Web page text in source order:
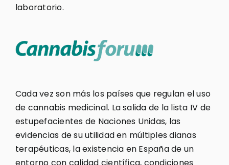
laboratorio.
Cada vez son más los países que regulan el uso
de cannabis medicinal. La salida de la lista IV de
estupefacientes de Naciones Unidas, las
evidencias de su utilidad en múltiples dianas
terapéuticas, la existencia en España de un